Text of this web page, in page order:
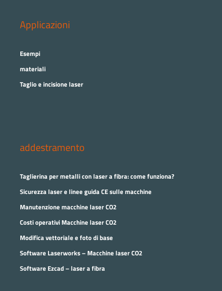
Applicazioni
Esempi
materiali
Taglio e incisione laser
addestramento
Taglierina per metalli con laser a fibra: come funziona?
Sicurezza laser e linee guida CE sulle macchine
Manutenzione macchine laser CO2
Costi operativi Macchine laser CO2
Modifica vettoriale e foto di base
Software Laserworks – Macchine laser CO2
Software Ezcad – laser a fibra